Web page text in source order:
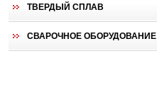
ТВЕРДЫЙ СПЛАВ
СВАРОЧНОЕ ОБОРУДОВАНИЕ